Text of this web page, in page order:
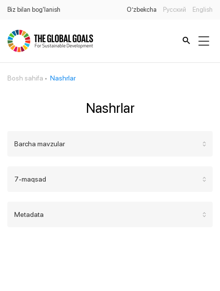
Biz bilan bog'lanish O’zbekcha Русский English
Bosh sahifa Nashrlar
Nashrlar
Barcha mavzular
7-maqsad
Metadata